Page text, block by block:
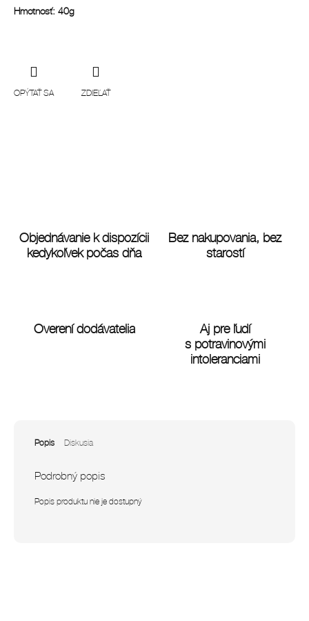
Hmotnosť: 40g
OPÝTAŤ SA ZDIEĽAŤ
Objednávanie k dispozícii
kedykoľvek počas dňa
Bez nakupovania, bez
starostí
Overení dodávatelia
Aj pre ľudí
s potravinovými
intoleranciami
Popis Diskusia
Podrobný popis
Popis produktu nie je dostupný